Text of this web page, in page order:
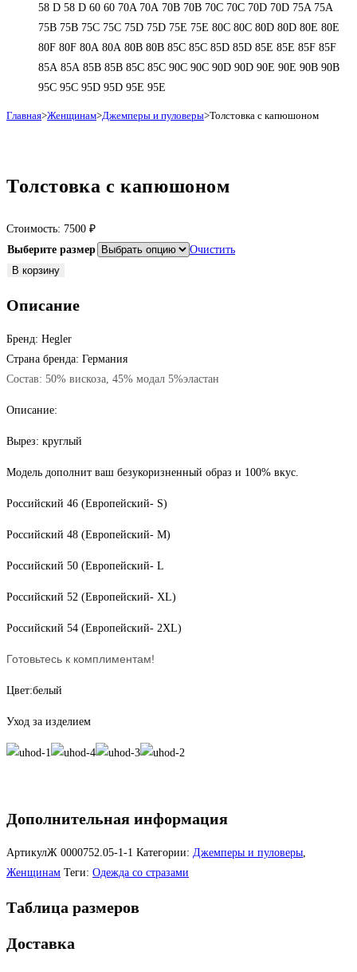
58 D 58 D 60 60 70A 70A 70B 70B 70C 70C 70D 70D 75A 75A
75B 75B 75C 75C 75D 75D 75E 75E 80C 80C 80D 80D 80E 80E
80F 80F 80А 80А 80В 80В 85C 85C 85D 85D 85E 85E 85F 85F
85А 85А 85В 85В 85С 85С 90C 90C 90D 90D 90E 90E 90В 90В
95C 95C 95D 95D 95E 95E
Главная>Женщинам>Джемперы и пуловеры>Толстовка с капюшоном
Толстовка с капюшоном
Стоимость: 7500 ₽
Выберите размер
Очистить
Количество
Толстовка
В корзину
Описание
Бренд: Hegler
Страна бренда: Германия
Состав: 50% вискоза, 45% модал 5%эластан
Описание:
Вырез: круглый
Модель дополнит ваш безукоризненный образ и 100% вкус.
Российский 46 (Европейский- S)
Российский 48 (Европейский- M)
Российский 50 (Европейский- L
Российский 52 (Европейский- XL)
Российский 54 (Европейский- 2XL)
Готовьтесь к комплиментам!
Цвет:белый
Уход за изделием
Дополнительная информация
АртикулЖ 0000752.05-1-1 Категории: Джемперы и пуловеры,
Женщинам Теги: Одежда со стразами
Таблица размеров
Доставка